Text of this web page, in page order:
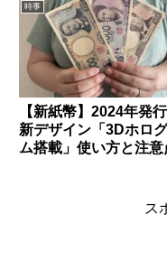
時事
【新紙幣】2024年発
新デザイン「3Dホロ
ム搭載」使い方と注意
ス